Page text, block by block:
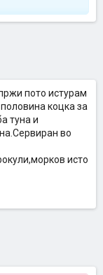
пото истурам
коцка за
туна и
во
исто